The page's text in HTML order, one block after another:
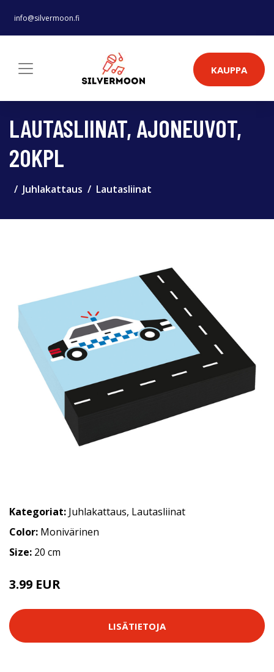
info@silvermoon.fi
KAUPPA
LAUTASLIINAT, AJONEUVOT,
20KPL
Juhlakattaus Lautasliinat
Kategoriat: Juhlakattaus, Lautasliinat
Color: Monivärinen
Size: 20 cm
3.99 EUR
LISÄTIETOJA